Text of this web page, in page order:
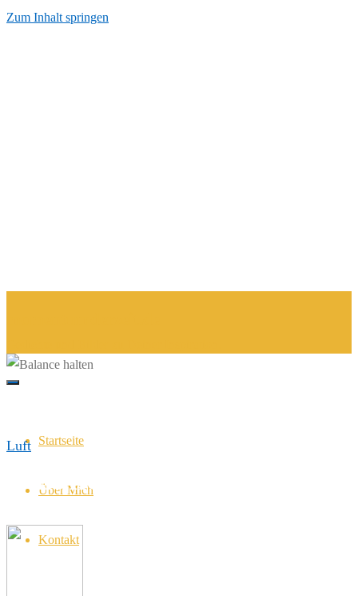
Zum Inhalt springen
Startseite
Über Mich
Kontakt
Luft
Balance halten